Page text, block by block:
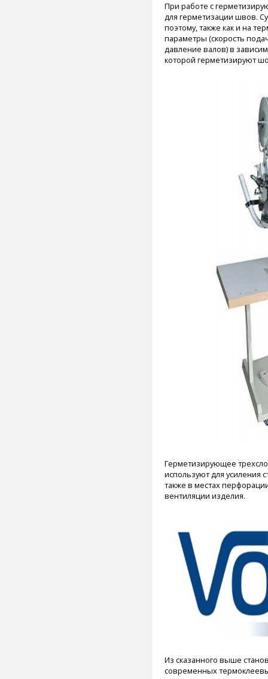
При работе с
для герметизации швов.
поэтому, также как и на
параметры (скорость
давление валов) в
которой герметизируют
Герметизирующее
используют для усиления
также в местах
вентиляции изделия.
Из сказанного выше
современных